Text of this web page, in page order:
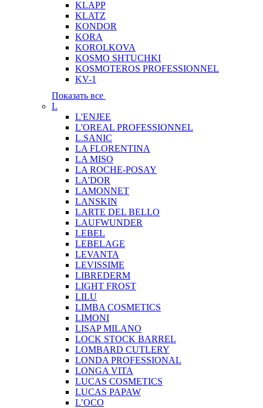
KLAPP
KLATZ
KONDOR
KORA
KOROLKOVA
KOSMO SHTUCHKI
KOSMOTEROS PROFESSIONNEL
KV-1
Показать все
L
L'ENJEE
L'OREAL PROFESSIONNEL
L.SANIC
LA FLORENTINA
LA MISO
LA ROCHE-POSAY
LA'DOR
LAMONNET
LANSKIN
LARTE DEL BELLO
LAUFWUNDER
LEBEL
LEBELAGE
LEVANTA
LEVISSIME
LIBREDERM
LIGHT FROST
LILU
LIMBA COSMETICS
LIMONI
LISAP MILANO
LOCK STOCK BARREL
LOMBARD CUTLERY
LONDA PROFESSIONAL
LONGA VITA
LUCAS COSMETICS
LUCAS PAPAW
L’OCO